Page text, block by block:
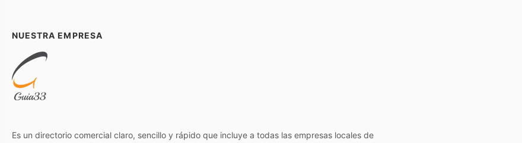
NUESTRA EMPRESA
Es un directorio comercial claro, sencillo y rápido que incluye a todas las empresas locales de